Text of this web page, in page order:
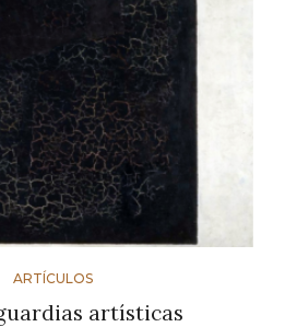
ARTÍCULOS
artísticas